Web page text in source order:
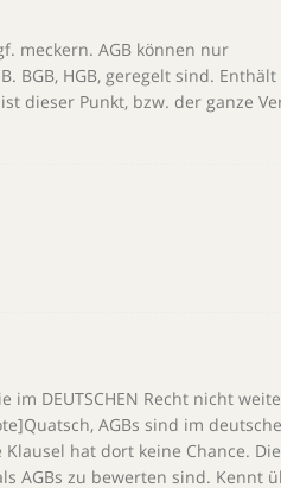
meckern. AGB können nur
BGB, HGB, geregelt sind. Enthält
dieser Punkt, bzw. der ganze
DEUTSCHEN Recht nicht
AGBs sind im
hat dort keine Chance.
AGBs zu bewerten sind. Kennt